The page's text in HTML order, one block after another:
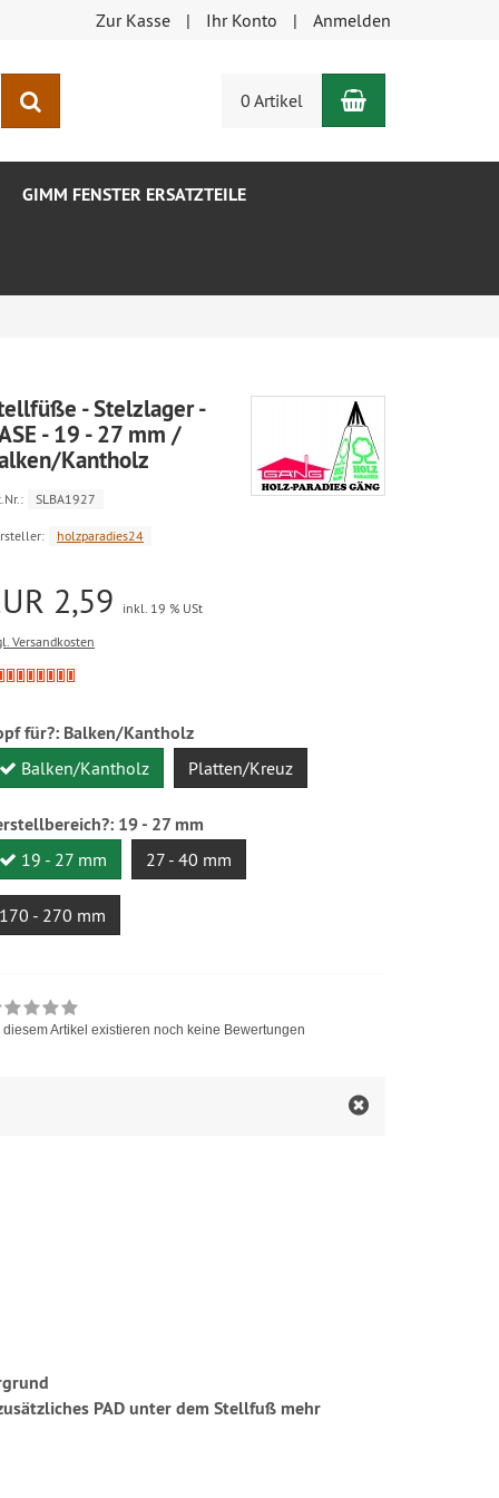
Zur Kasse Ihr Konto Anmelden
0 Artikel Warenkorb
GIMM FENSTER ERSATZTEILE
- Stelzlager -
- 19 - 27 mm /
Kantholz
SLBA1927
holzparadies24
2,59
inkl. 19 % USt
Versandkosten
für?: Balken/Kantholz
Balken/Kantholz Platten/Kreuz
19 - 27 mm
19 - 27 mm 27 - 40 mm
170 - 270 mm
diesem Artikel existieren noch keine Bewertungen
PAD unter dem Stellfuß mehr